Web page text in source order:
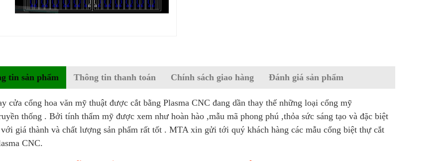
tin sản phẩm Thông tin thanh toán Chính sách giao hàng Đánh giá sản phẩm
cửa cổng hoa văn mỹ thuật được cắt bằng Plasma CNC đang dần thay thế những loại cổng mỹ
thống . Bởi tính thẩm mỹ được xem như hoàn hào ,mẫu mã phong phú ,thỏa sức sáng tạo và đặc biệt
giá thành và chất lượng sản phẩm rất tốt . MTA xin gửi tới quý khách hàng các mẫu cổng biệt thự cắt
CNC.